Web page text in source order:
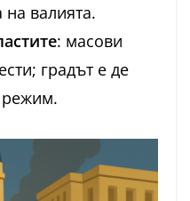
валията.
: масови
градът е де
режим.